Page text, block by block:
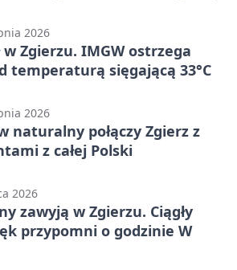
2026
w Zgierzu. IMGW ostrzega
temperaturą sięgającą 33°C
2026
naturalny połączy Zgierz z
z całej Polski
2026
zawyją w Zgierzu. Ciągły
przypomni o godzinie W